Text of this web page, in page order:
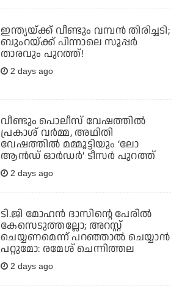
ഇന്ത്യയ്ക്ക് വീണ്ടും വമ്പന്‍ തിരിച്ചടി;
ബുംറയ്ക്ക് പിന്നാലെ സൂപ്പര്‍
താരവും പുറത്ത്!
2 days ago
വീണ്ടും പൊലീസ് വേഷത്തിൽ
പ്രകാശ് വർമ്മ, അഥിതി
വേഷത്തിൽ മമ്മൂട്ടിയും ‘ലോ
ആൻഡ് ഓർഡർ’ ടീസർ പുറത്ത്
2 days ago
ടി.ജി മോഹന്‍ ദാസിന്റെ പേരില്‍
കേസെടുത്തല്ലോ; അറസ്റ്റ്
ചെയ്യണമെന്ന് പറഞ്ഞാല്‍ ചെയ്യാന്‍
പറ്റുമോ: രമേശ് ചെന്നിത്തല
2 days ago